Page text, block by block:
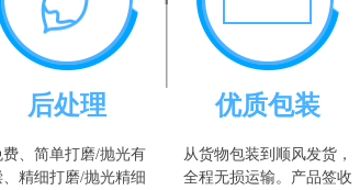
后处理
费、简单打磨/抛光有
、精细打磨/抛光精细
优质包装
从货物包装到顺风发货，
全程无损运输。产品签收